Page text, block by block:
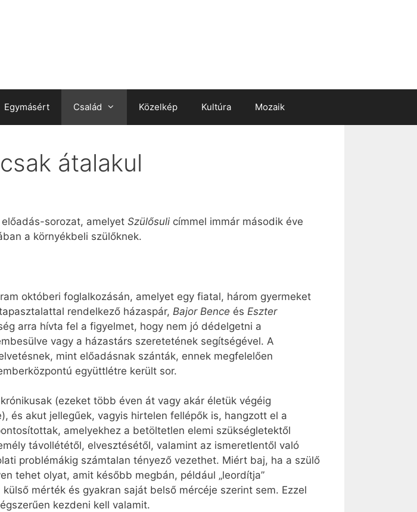
Egymásért Család Közelkép Kultúra Mozaik
átalakul
sorozat, amelyet Szülősuli címmel immár második éve
a környékbeli szülőknek.
októberi foglalkozásán, amelyet egy fiatal, három gyermeket
rendelkező házaspár, Bajor Bence és Eszter
arra hívta fel a figyelmet, hogy nem jó dédelgetni a
vagy a házastárs szeretetének segítségével. A
mint előadásnak szánták, ennek megfelelően
együttlétre került sor.
(ezeket több éven át vagy akár életük végéig
és akut jellegűek, vagyis hirtelen fellépők is, hangzott el a
amelyekhez a betöltetlen elemi szükségletektől
távollététől, elvesztésétől, valamint az ismeretlentől való
problémákig számtalan tényező vezethet. Miért baj, ha a szülő
tehet olyat, amit később megbán, például „leordítja”
mérték és gyakran saját belső mércéje szerint sem. Ezzel
kezdeni kell valamit.